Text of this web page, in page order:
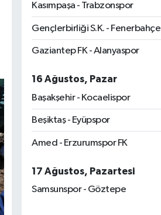
Kasımpaşa - Trabzonspor
Gençlerbirliği S.K. - Fenerbahçe
Gaziantep FK - Alanyaspor
16 Ağustos, Pazar
Başakşehir - Kocaelispor
Beşiktaş - Eyüpspor
Amed - Erzurumspor FK
17 Ağustos, Pazartesi
Samsunspor - Göztepe